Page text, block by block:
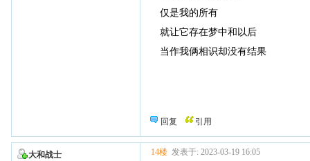
仅是我的所有
就让它存在梦中和以后
当作我俩相识却没有结果
回复 引用
大和战士 14楼 发表于: 2023-03-19 16:05